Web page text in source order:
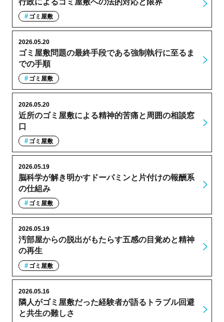
行政によるゴミ屋敷への法的対応と限界
ゴミ屋敷
ゴミ屋敷問題の最終手段である強制執行に至るま
での手順
2026.05.20
ゴミ屋敷
近所のゴミ屋敷による精神的苦痛と周囲の相談窓
口
2026.05.20
ゴミ屋敷
脳科学が解き明かすドーパミンと片付けの報酬系
の仕組み
2026.05.19
ゴミ屋敷
汚部屋からの脱出がもたらす五感の目覚めと精神
の再生
2026.05.19
ゴミ屋敷
隣人がゴミ屋敷だった経験者が語るトラブル回避
と共生の難しさ
2026.05.16